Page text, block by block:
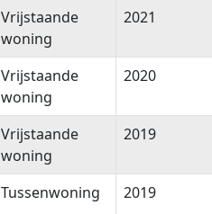
Woningtype Bouwjaar
Vrijstaande
woning
2021
Vrijstaande
woning
2020
Vrijstaande
woning
2019
Tussenwoning 2019